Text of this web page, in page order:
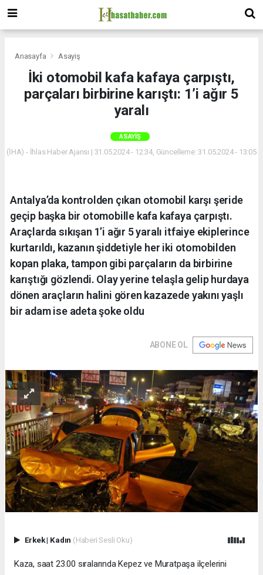
Anasayfa Asayiş
İki otomobil kafa kafaya çarpıştı,
parçaları birbirine karıştı: 1’i ağır 5
yaralı
ASAYIŞ
(İHA) - İhlas Haber Ajansı | 31.05.2024 - 12:34, Güncelleme: 31.05.2024 - 13:05
Antalya’da kontrolden çıkan otomobil karşı şeride
geçip başka bir otomobille kafa kafaya çarpıştı.
Araçlarda sıkışan 1’i ağır 5 yaralı itfaiye ekiplerince
kurtarıldı, kazanın şiddetiyle her iki otomobilden
kopan plaka, tampon gibi parçaların da birbirine
karıştığı gözlendi. Olay yerine telaşla gelip hurdaya
dönen araçların halini gören kazazede yakını yaşlı
bir adam ise adeta şoke oldu
ABONE OL
Erkek| Kadın (Haberi Sesli Oku)
Kaza, saat 23.00 sıralarında Kepez ve Muratpaşa ilçelerini